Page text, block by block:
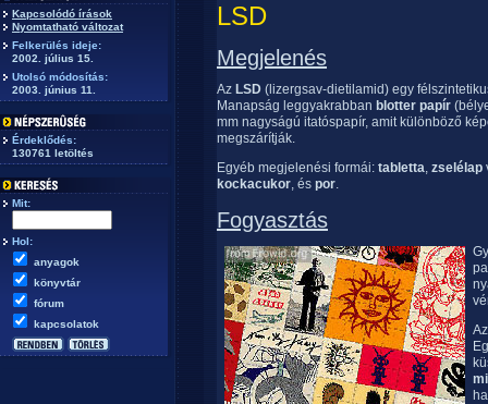
Kapcsolódó írások
Nyomtatható változat
Felkerülés ideje:
2002. július 15.
Utolsó módosítás:
2003. június 11.
Érdeklődés:
130761 letöltés
Mit:
Hol:
anyagok
könyvtár
fórum
kapcsolatok
LSD
Megjelenés
Az LSD (lizergsav-dietilamid) egy
Manapság leggyakrabban blotter papír
mm nagyságú itatóspapír, amit különböző
megszárítják.
Egyéb megjelenési formái: tabletta, zselélap
kockacukor, és por.
Fogyasztás